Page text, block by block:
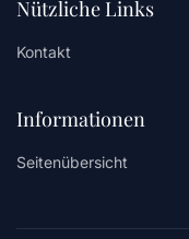
Nützliche Links
Kontakt
Informationen
Seitenübersicht